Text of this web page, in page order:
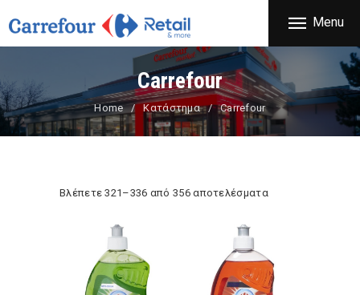
Menu
Carrefour
Home Κατάστημα Carrefour
CARREFOUR
Χονδρικό εμπόριο προϊόντων ευρείας κατανάλωσης
ΕΤΑΙΡΕΙΑ
ΠΡΟΪΟΝΤΑ
ΚΑΤΑΣΤΗΜΑΤΑ
ΠΡΟΣΦΟΡΕΣ
FRANCHISE
ΕΠΙΚΟΙΝΩΝΙΑ
Βλέπετε 321–336 από 356 αποτελέσματα